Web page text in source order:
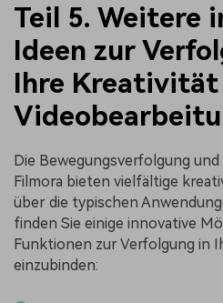
Teil 5. Weitere
Ideen zur
Ihre
Die Bewegungsverfolgung
Filmora bieten vielfältige
über die typischen
finden Sie einige innovative
Funktionen zur Verfolgung in
einzubinden: